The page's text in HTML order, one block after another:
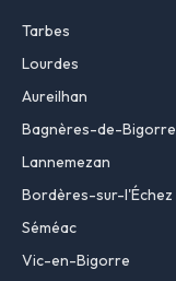
Tarbes
Lourdes
Aureilhan
Bagnères-de-Bigorre
Lannemezan
Bordères-sur-l'Échez
Séméac
Vic-en-Bigorre